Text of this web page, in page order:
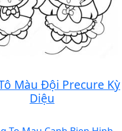
Màu Đội Precure Kỳ
Diệu